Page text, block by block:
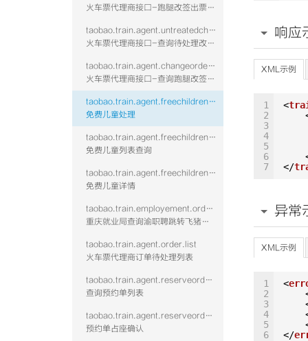
火车票代理商接口-跑腿改签出票回填-含鉴权校验
taobao.train.agent.untreatedchange.query.vtwo
火车票代理商接口-查询待处理改签单列表-含鉴权校验
taobao.train.agent.changeorderdetail.query.vtwo
火车票代理商接口-查询跑腿改签订单详情-含鉴权校验
taobao.train.agent.freechildrendeal.confirm.vtwo
免费儿童处理
taobao.train.agent.freechildrenlist.query.vtwo
免费儿童列表查询
taobao.train.agent.freechildrendetail.query.vtwo
免费儿童详情
taobao.train.employement.order.query
重庆就业局查询渝职聘跳转飞猪下单的火车票订单
taobao.train.agent.order.list
火车票代理商订单待处理列表
taobao.train.agent.reserveorderlist.query
查询预约单列表
taobao.train.agent.reserveorderoccupy.confirm
预约单占座确认
响应
XML示例
1
2
3
4
5
6
7
<
</
异常
XML示例
1
2
3
4
5
6
<
</